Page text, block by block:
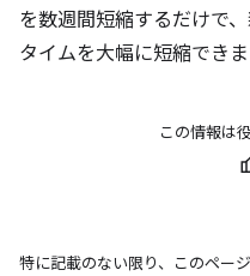
を数週間短縮するだけで
タイムを大幅に短縮できま
この情報は
特に記載のない限り、このペー